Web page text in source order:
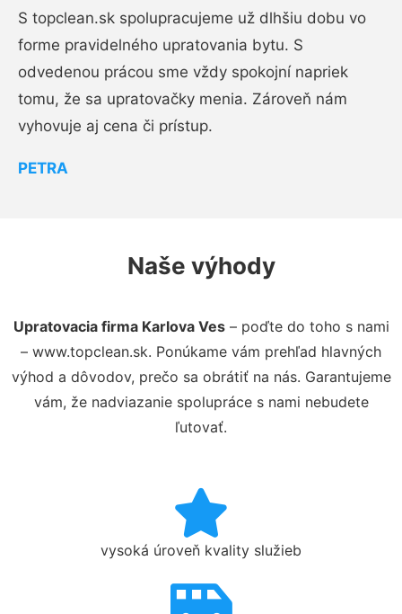
S topclean.sk spolupracujeme už dlhšiu dobu vo
forme pravidelného upratovania bytu. S
odvedenou prácou sme vždy spokojní napriek
tomu, že sa upratovačky menia. Zároveň nám
vyhovuje aj cena či prístup.
PETRA
Naše výhody
Upratovacia firma Karlova Ves– poďte do toho s nami
– www.topclean.sk. Ponúkame vám prehľad hlavných
výhod a dôvodov, prečo sa obrátiť na nás. Garantujeme
vám, že nadviazanie spolupráce s nami nebudete
ľutovať.
vysoká úroveň kvality služieb